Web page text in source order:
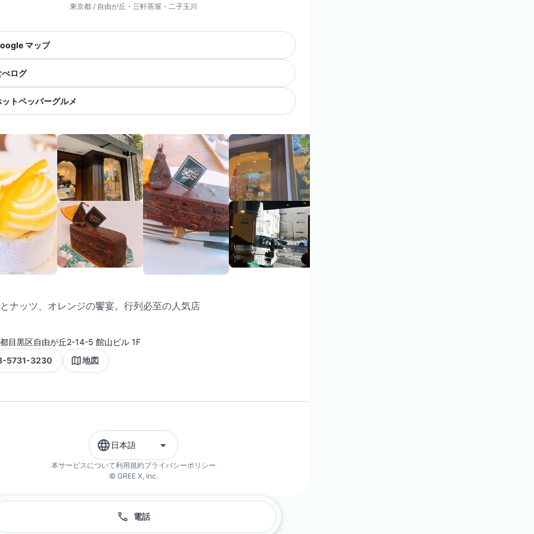
東京都 / 自由が丘・三軒茶屋・二子玉川
マップ
べログ
ットペッパーグルメ
ナッツ、オレンジの饗宴。行列必至の人気店
目黒区自由が丘2-14-5 館山ビル 1F
5731-3230
地図
日本語
本サービスについて利用規約プライバシーポリシー
© GREE X, Inc.
電話